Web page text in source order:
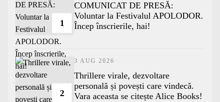
1
COMUNICAT DE PRESĂ:
Voluntar la Festivalul APOLODOR.
Încep înscrierile, hai!
2
3 AUG 2026
Thrillere virale, dezvoltare
personală și povești care vindecă.
Vara aceasta se citește Alice Books!